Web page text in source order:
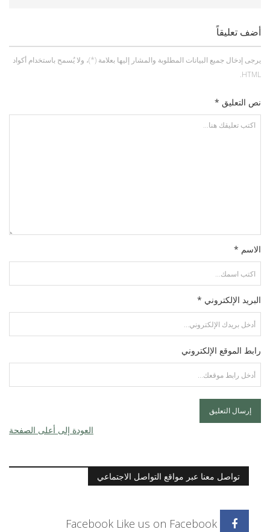
أضف تعليقاً
يرجى إدخال جميع البيانات المطلوبة والمشار إليها بعلامة (*)، ولا يُسمح باستخدام أكواد
HTML.
نص التعليق *
الاسم *
البريد الإلكتروني *
رابط الموقع الإلكتروني
العودة إلى أعلى الصفحة
تواصل معنا عبر مواقع التواصل الاجتماعي
Facebook Like us on Facebook